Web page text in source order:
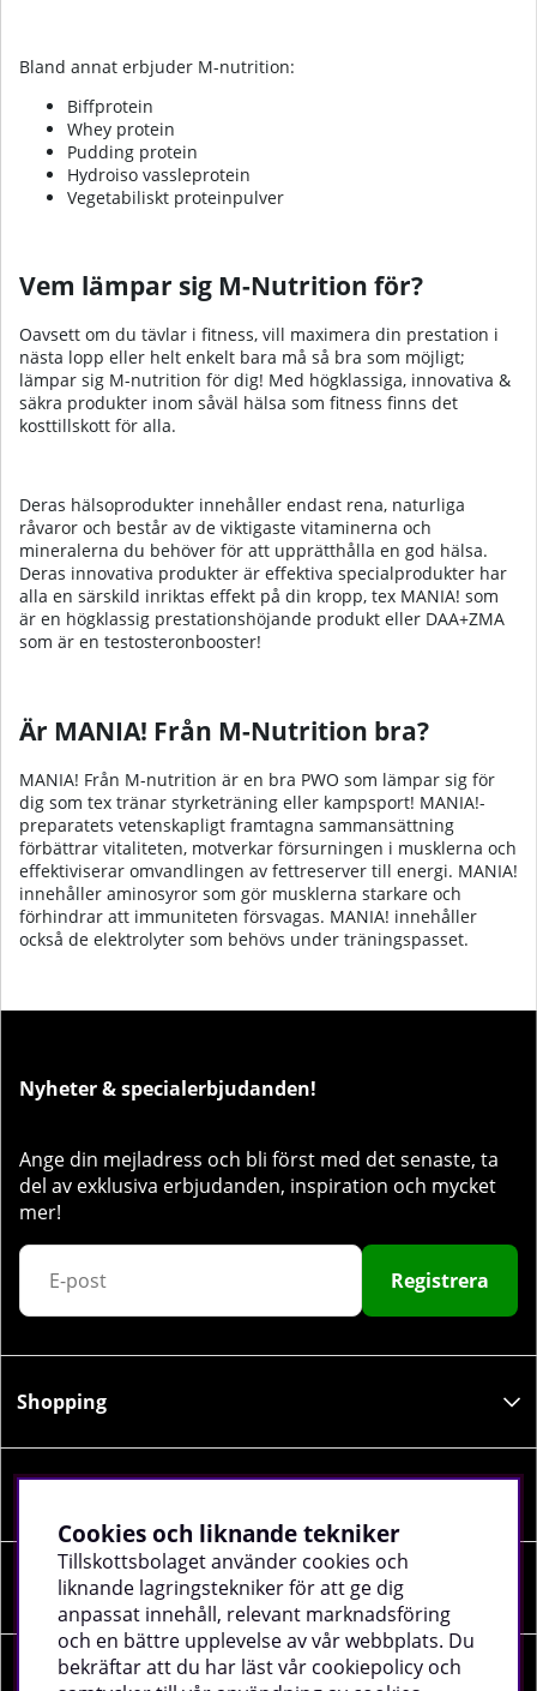
Bland annat erbjuder M-nutrition:
Biffprotein
Whey protein
Pudding protein
Hydroiso vassleprotein
Vegetabiliskt proteinpulver
Vem lämpar sig M-Nutrition för?
Oavsett om du tävlar i fitness, vill maximera din prestation i
nästa lopp eller helt enkelt bara må så bra som möjligt;
lämpar sig M-nutrition för dig! Med högklassiga, innovativa &
säkra produkter inom såväl hälsa som fitness finns det
kosttillskott för alla.
Deras hälsoprodukter innehåller endast rena, naturliga
råvaror och består av de viktigaste vitaminerna och
mineralerna du behöver för att upprätthålla en god hälsa.
Deras innovativa produkter är effektiva specialprodukter har
alla en särskild inriktas effekt på din kropp, tex MANIA! som
är en högklassig prestationshöjande produkt eller DAA+ZMA
som är en testosteronbooster!
Är MANIA! Från M-Nutrition bra?
MANIA! Från M-nutrition är en bra PWO som lämpar sig för
dig som tex tränar styrketräning eller kampsport! MANIA!-
preparatets vetenskapligt framtagna sammansättning
förbättrar vitaliteten, motverkar försurningen i musklerna och
effektiviserar omvandlingen av fettreserver till energi. MANIA!
innehåller aminosyror som gör musklerna starkare och
förhindrar att immuniteten försvagas. MANIA! innehåller
också de elektrolyter som behövs under träningspasset.
Nyheter & specialerbjudanden!
Ange din mejladress och bli först med det senaste, ta
del av exklusiva erbjudanden, inspiration och mycket
mer!
Registrera
Shopping
Sociala medier
Företagsuppgifter
Cookies och liknande tekniker
Tillskottsbolaget använder cookies och
liknande lagringstekniker för att ge dig
anpassat innehåll, relevant marknadsföring
och en bättre upplevelse av vår webbplats. Du
bekräftar att du har läst vår cookiepolicy och